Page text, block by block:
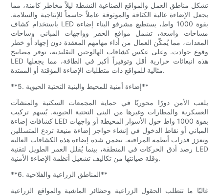
تشكل مناطق العمل والمواقع الصناعية النشطة ليلاً مخاطر كامنة، مما
يجعل الإضاءة عالية الكثافة والموثوقة عاملاً حاسماً للإنتاجية والسلامة.
باستخدام كشاف LED بقوة 1000 واط، يستطيع مشرفو البناء إضاءة
مساحات واسعة، تشمل مواقع الحفر وواجهات المباني وساحات
المعدات، مما يُمكّن العمال من أداء مهامهم المعقدة دون إجهاد أو خطر
وقوع حوادث. وعلى عكس كشافات الهالوجين التقليدية، توفر مصابيح
LED هذه انبعاثات حرارية أقل وتوفيراً أكبر في الطاقة، مما يجعلها
مثالية للمواقع ذات متطلبات الإضاءة المؤقتة أو الممتدة.
**5. إضاءة أمنية للمحيط والبنية التحتية الحيوية**
يلعب الأمن دورًا محوريًا في حماية المجمعات السكنية والمنشآت
العسكرية والمطارات وغيرها من البنى التحتية الحيوية. يُسهم تركيب
كشافات إضاءة LED بقوة 1000 واط حول الأسوار المحيطة أو واجهات
المباني أو نقاط الدخول في إنشاء حواجز إضاءة منيعة تردع المتسللين
وتعزز قدرات أنظمة المراقبة. تضمن شدة إضاءة هذه الكشافات العالية
رصد أدق الحركات في المنطقة، بينما يُقلل العمر الطويل لتقنية LED
وقلة صيانتها من تكاليف تشغيل أنظمة الإضاءة الأمنية.
**6. المناطق الزراعية والفلاحية**
غالبًا ما تتطلب الحقول الزراعية وحظائر الماشية والمواقع الزراعية